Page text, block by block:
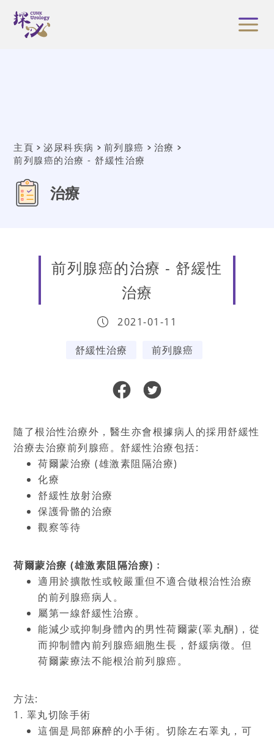
主頁 泌尿科疾病 前列腺癌
治療
前列腺癌的治療 - 舒緩性治療
治療
前列腺癌的治療 - 舒緩性
治療
2021-01-11
舒緩性治療 前列腺癌
隨了根治性治療外，醫生亦會根據病人的採用舒緩性
治療去治療前列腺癌。舒緩性治療包括:
荷爾蒙治療 (雄激素阻隔治療)
化療
舒緩性放射治療
保護骨骼的治療
觀察等待
荷爾蒙治療 (雄激素阻隔治療) ﹕
適用於擴散性或較嚴重但不適合做根治性治療
的前列腺癌病人。
屬第一線舒緩性治療。
能減少或抑制身體內的男性荷爾蒙(睪丸酮) ，從
而抑制體內前列腺癌細胞生長，舒緩病徵。但
荷爾蒙療法不能根治前列腺癌。
方法:
1. 睪丸切除手術
這個是局部麻醉的小手術。切除左右睪丸，可